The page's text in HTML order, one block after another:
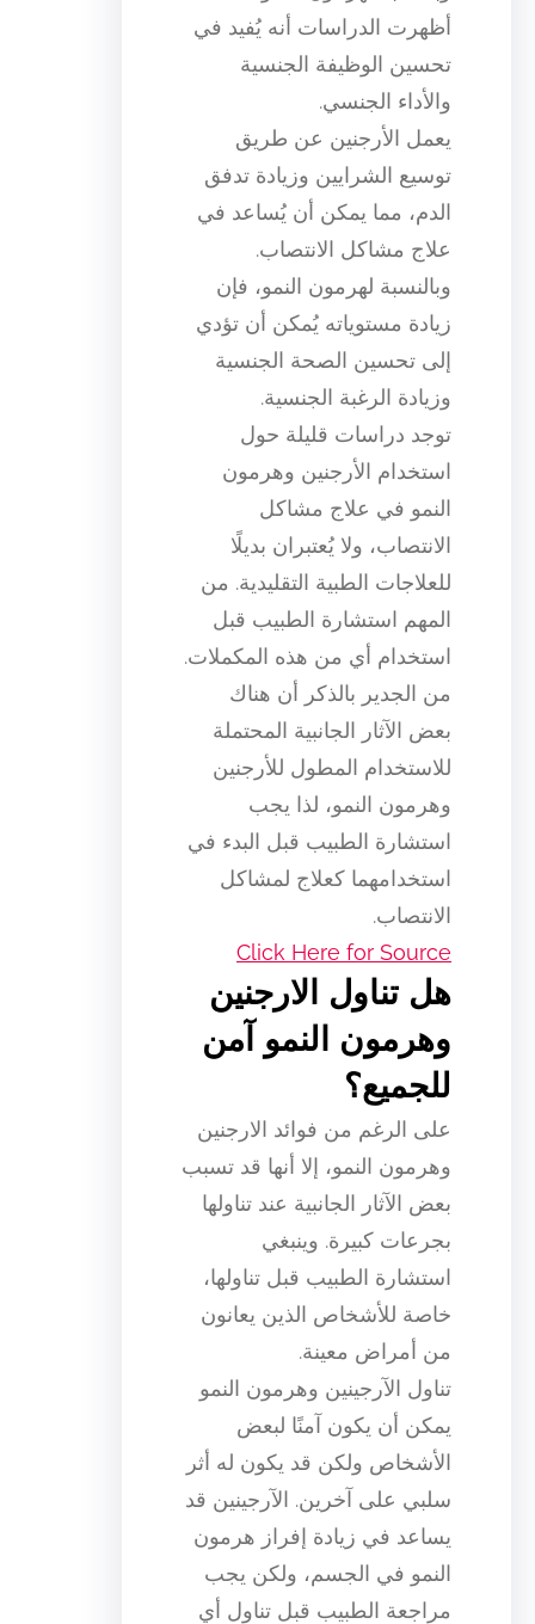
أظهرت الدراسات أنه يُفيد في
تحسين الوظيفة الجنسية
والأداء الجنسي.
يعمل الأرجنين عن طريق
توسيع الشرايين وزيادة تدفق
الدم، مما يمكن أن يُساعد في
علاج مشاكل الانتصاب.
وبالنسبة لهرمون النمو، فإن
زيادة مستوياته يُمكن أن تؤدي
إلى تحسين الصحة الجنسية
وزيادة الرغبة الجنسية.
توجد دراسات قليلة حول
استخدام الأرجنين وهرمون
النمو في علاج مشاكل
الانتصاب، ولا يُعتبران بديلًا
للعلاجات الطبية التقليدية. من
المهم استشارة الطبيب قبل
استخدام أي من هذه المكملات.
من الجدير بالذكر أن هناك
بعض الآثار الجانبية المحتملة
للاستخدام المطول للأرجنين
وهرمون النمو، لذا يجب
استشارة الطبيب قبل البدء في
استخدامهما كعلاج لمشاكل
الانتصاب.
Click Here for Source
هل تناول الارجنين
وهرمون النمو آمن
للجميع؟
على الرغم من فوائد الارجنين
وهرمون النمو، إلا أنها قد تسبب
بعض الآثار الجانبية عند تناولها
بجرعات كبيرة. وينبغي
استشارة الطبيب قبل تناولها،
خاصة للأشخاص الذين يعانون
من أمراض معينة.
تناول الآرجينين وهرمون النمو
يمكن أن يكون آمنًا لبعض
الأشخاص ولكن قد يكون له أثر
سلبي على آخرين. الآرجينين قد
يساعد في زيادة إفراز هرمون
النمو في الجسم، ولكن يجب
مراجعة الطبيب قبل تناول أي